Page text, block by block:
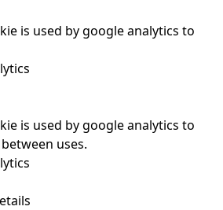
is used by google analytics to
is used by google analytics to
uses.